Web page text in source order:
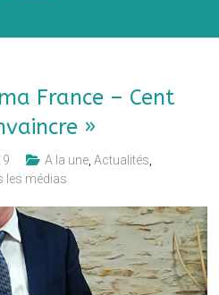
France – Cent
»
A la une ,Actualités
les médias